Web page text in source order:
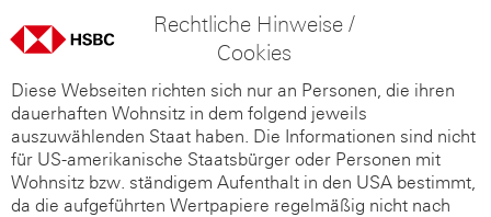
Rechtliche Hinweise /
Cookies
Diese Webseiten richten sich nur an Personen, die ihren
dauerhaften Wohnsitz in dem folgend jeweils
auszuwählenden Staat haben. Die Informationen sind nicht
für US-amerikanische Staatsbürger oder Personen mit
Wohnsitz bzw. ständigem Aufenthalt in den USA bestimmt,
da die aufgeführten Wertpapiere regelmäßig nicht nach